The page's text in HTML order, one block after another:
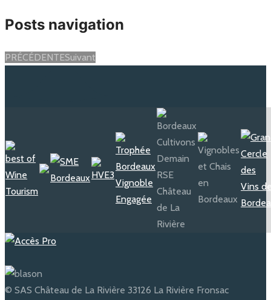
Posts navigation
PRÉCÉDENTESuivant
© SAS Château de La Rivière 33126 La Rivière Fronsac